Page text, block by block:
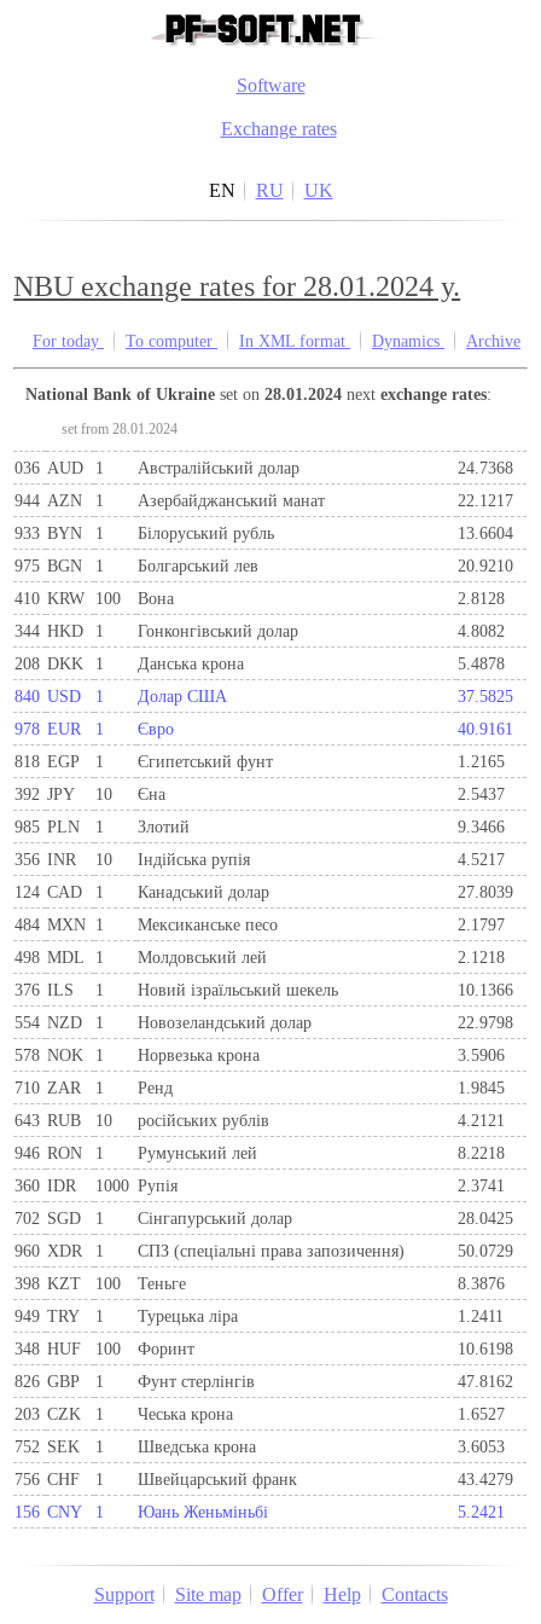
Software
Exchange rates
EN RU UK
NBU exchange rates for 28.01.2024 y.
For today To computer In XML format Dynamics Archive
National Bank of Ukraine set on28.01.2024 nextexchange rates:
set from 28.01.2024
036 AUD 1 Австралійський долар
24.7368
944 AZN 1 Азербайджанський манат
22.1217
933 BYN 1 Бiлоруський рубль
13.6604
975 BGN 1 Болгарський лев
20.9210
410 KRW 100 Вона
2.8128
344 HKD 1 Гонконгівський долар
4.8082
208 DKK 1 Данська крона
5.4878
840 USD 1 Долар США
37.5825
978 EUR 1 Євро
40.9161
818 EGP 1 Єгипетський фунт
1.2165
392 JPY 10 Єна
2.5437
985 PLN 1 Злотий
9.3466
356 INR 10 Індійська рупія
4.5217
124 CAD 1 Канадський долар
27.8039
484 MXN 1 Мексиканське песо
2.1797
498 MDL 1 Молдовський лей
2.1218
376 ILS 1 Новий ізраїльський шекель
10.1366
554 NZD 1 Новозеландський долар
22.9798
578 NOK 1 Норвезька крона
3.5906
710 ZAR 1 Ренд
1.9845
643 RUB 10 російських рублів
4.2121
946 RON 1 Румунський лей
8.2218
360 IDR 1000 Рупія
2.3741
702 SGD 1 Сінгапурський долар
28.0425
960 XDR 1 СПЗ (спеціальні права запозичення)
50.0729
398 KZT 100 Теньге
8.3876
949 TRY 1 Турецька ліра
1.2411
348 HUF 100 Форинт
10.6198
826 GBP 1 Фунт стерлінгів
47.8162
203 CZK 1 Чеська крона
1.6527
752 SEK 1 Шведська крона
3.6053
756 CHF 1 Швейцарський франк
43.4279
156 CNY 1 Юань Женьміньбі 5.2421
Support Site map Offer Help Contacts